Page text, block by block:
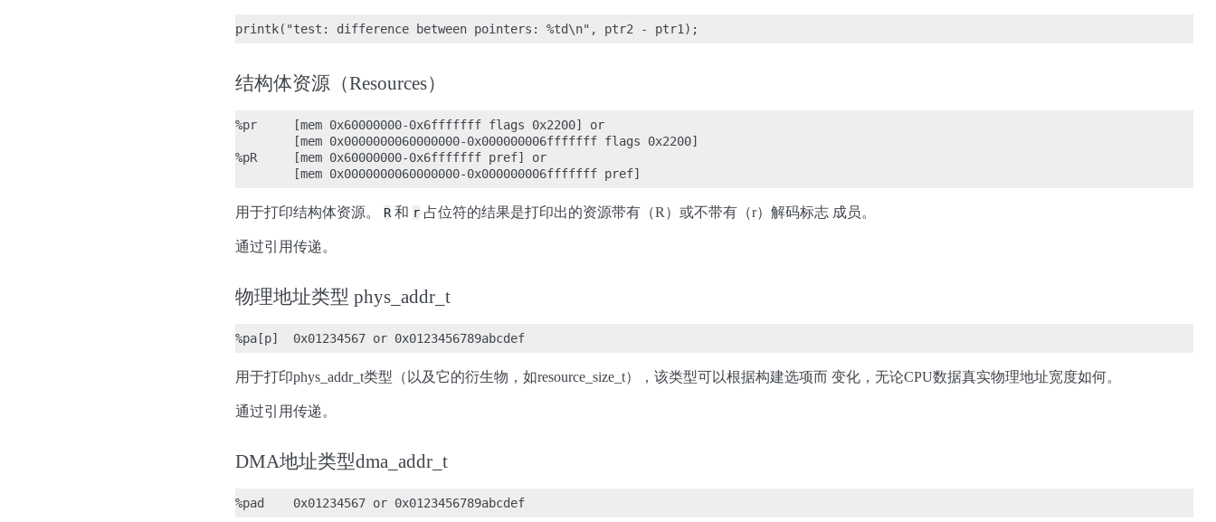
结构体资源（Resources）
%pr     [mem 0x60000000-0x6fffffff flags 0x2200] or
        [mem 0x0000000060000000-0x000000006fffffff flags 0x2200]
%pR     [mem 0x60000000-0x6fffffff pref] or
用于打印结构体资源。 R 和 r 占位符的结果是打印出的资源带有（R）或不带有（r）解码标志 成员。
通过引用传递。
物理地址类型 phys_addr_t
用于打印phys_addr_t类型（以及它的衍生物，如resource_size_t），该类型可以根据构建选项而 变化，无论CPU数据真实物理地址宽度如何。
通过引用传递。
DMA地址类型dma_addr_t